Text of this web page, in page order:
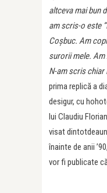
altceva mai bun
am scris-o este
Coșbuc. Am
surorii mele. Am
N-am scris chiar
prima replică a
desigur, cu
lui Claudiu
visat
înainte de anii
vor fi publicate